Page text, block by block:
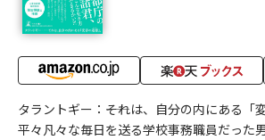
タラントギー：――それは、自分の内にある「
平々凡々な毎日を送る学校事務職員だった